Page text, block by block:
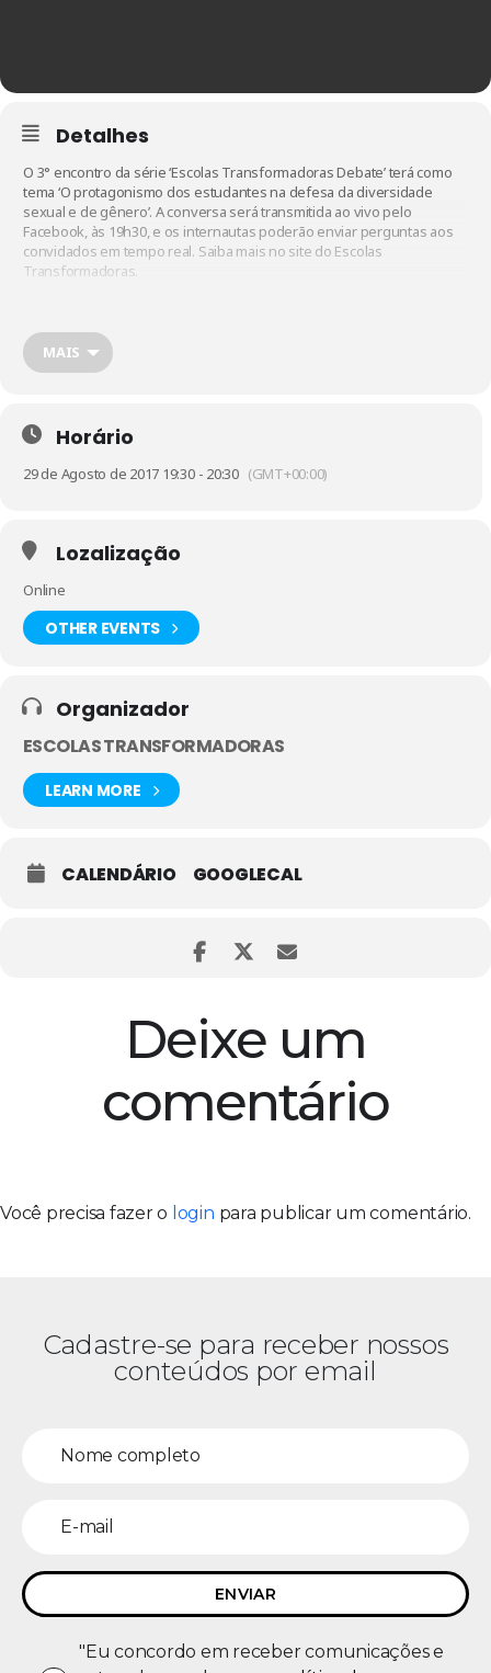
Detalhes
O 3° encontro da série ‘Escolas Transformadoras Debate’ terá como
tema ‘O protagonismo dos estudantes na defesa da diversidade
sexual e de gênero’. A conversa será transmitida ao vivo pelo
Facebook, às 19h30, e os internautas poderão enviar perguntas aos
convidados em tempo real. Saiba mais no site do Escolas
Transformadoras.
MAIS
Horário
29 de Agosto de 2017 19:30 - 20:30 (GMT+00:00)
Lozalização
Online
OTHER EVENTS
Organizador
ESCOLAS TRANSFORMADORAS
LEARN MORE
CALENDÁRIO GOOGLECAL
Deixe um
comentário
Você precisa fazer o login para publicar um comentário.
Cadastre-se para receber nossos
conteúdos por email
"Eu concordo em receber comunicações e